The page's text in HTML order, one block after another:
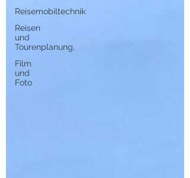
Reisemobiltechnik
Reisen
und
Tourenplanung,
Film
und
Foto